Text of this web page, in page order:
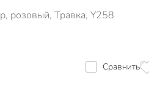
розовый, Травка, Y258
Сравнить